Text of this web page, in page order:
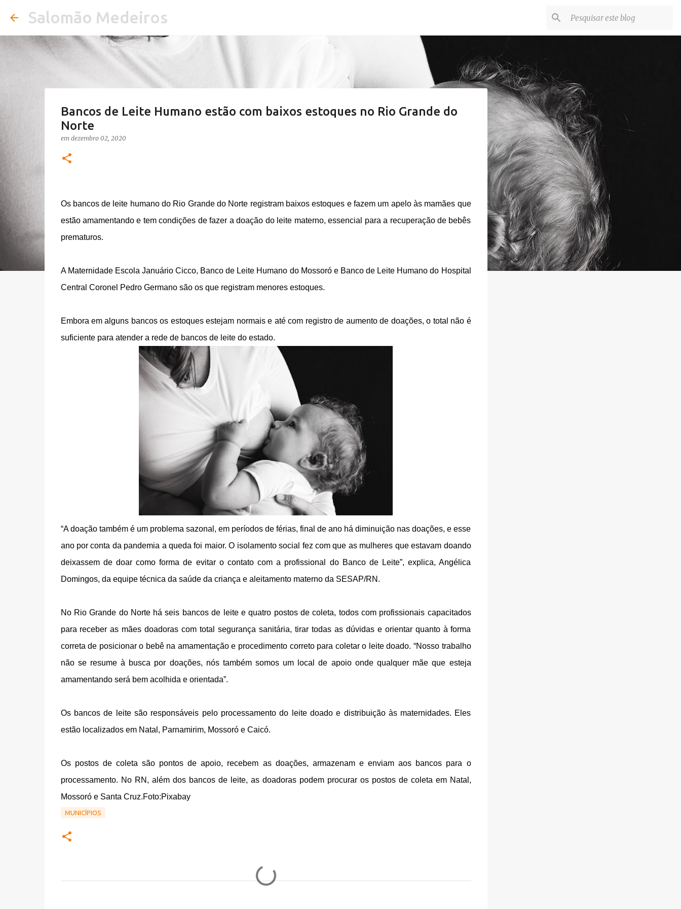
Salomão Medeiros
Bancos de Leite Humano estão com baixos estoques no Rio Grande do
Norte
em dezembro 02, 2020
Os bancos de leite humano do Rio Grande do Norte registram baixos estoques e fazem um apelo às mamães que
estão amamentando e tem condições de fazer a doação do leite materno, essencial para a recuperação de bebês
prematuros.
A Maternidade Escola Januário Cicco, Banco de Leite Humano do Mossoró e Banco de Leite Humano do Hospital
Central Coronel Pedro Germano são os que registram menores estoques.
Embora em alguns bancos os estoques estejam normais e até com registro de aumento de doações, o total não é
suficiente para atender a rede de bancos de leite do estado.
“A doação também é um problema sazonal, em períodos de férias, final de ano há diminuição nas doações, e esse
ano por conta da pandemia a queda foi maior. O isolamento social fez com que as mulheres que estavam doando
deixassem de doar como forma de evitar o contato com a profissional do Banco de Leite”, explica, Angélica
Domingos, da equipe técnica da saúde da criança e aleitamento materno da SESAP/RN.
No Rio Grande do Norte há seis bancos de leite e quatro postos de coleta, todos com profissionais capacitados
para receber as mães doadoras com total segurança sanitária, tirar todas as dúvidas e orientar quanto à forma
correta de posicionar o bebê na amamentação e procedimento correto para coletar o leite doado. “Nosso trabalho
não se resume à busca por doações, nós também somos um local de apoio onde qualquer mãe que esteja
amamentando será bem acolhida e orientada”.
Os bancos de leite são responsáveis pelo processamento do leite doado e distribuição às maternidades. Eles
estão localizados em Natal, Parnamirim, Mossoró e Caicó.
Os postos de coleta são pontos de apoio, recebem as doações, armazenam e enviam aos bancos para o
processamento. No RN, além dos bancos de leite, as doadoras podem procurar os postos de coleta em Natal,
Mossoró e Santa Cruz.Foto:Pixabay
MUNICÍPIOS